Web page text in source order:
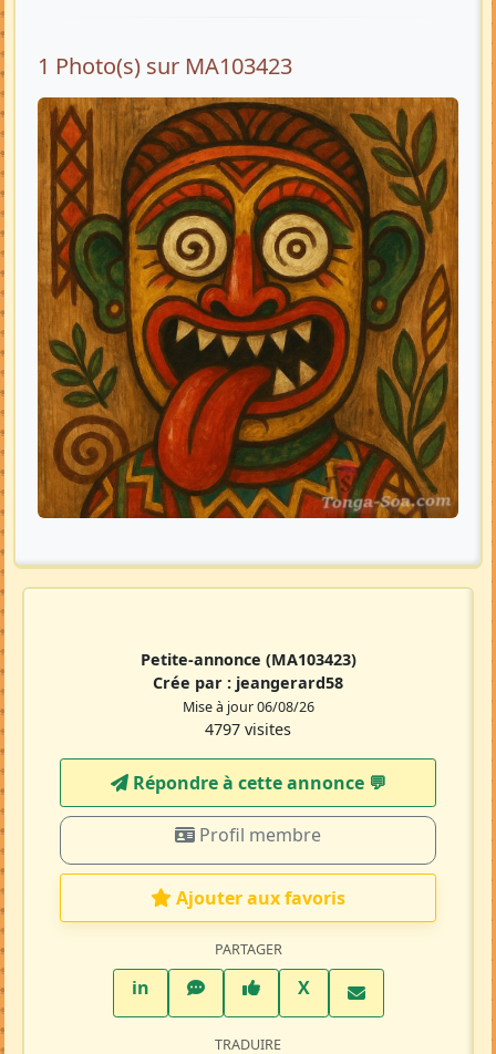
1 Photo(s) sur MA103423
Petite-annonce (MA103423)
Crée par : jeangerard58
Mise à jour 06/08/26
4797 visites
Répondre à cette annonce 💬​
Profil membre
Ajouter aux favoris
PARTAGER
inLinkedInWhatsAppFacebook
XTwitter X
TRADUIRE